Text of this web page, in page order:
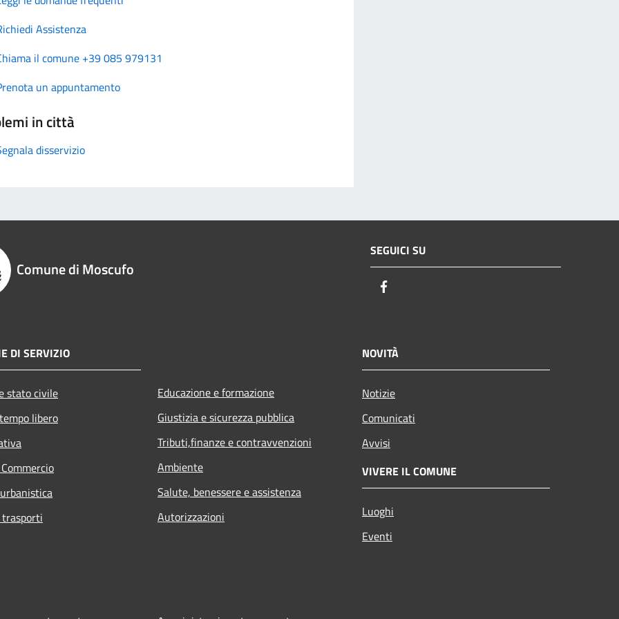
Assistenza
il comune +39 085 979131
un appuntamento
in città
disservizio
Comune di Moscufo
SEGUICI SU
DI SERVIZIO
stato civile
libero
Educazione e formazione
Giustizia e sicurezza pubblica
Tributi,finanze e contravvenzioni
Ambiente
Salute, benessere e assistenza
Autorizzazioni
NOVITÀ
Notizie
Comunicati
Avvisi
VIVERE IL COMUNE
Luoghi
Eventi